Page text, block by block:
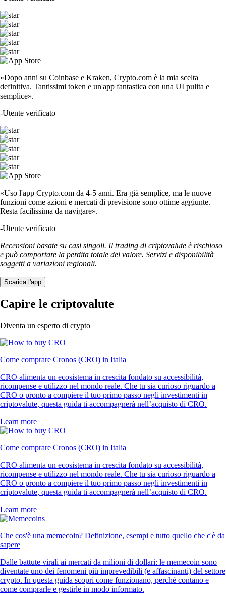
«Dopo anni su Coinbase e Kraken, Crypto.com è la mia scelta
definitiva. Tantissimi token e un'app fantastica con una UI pulita e
semplice».
-Utente verificato
«Uso l'app Crypto.com da 4-5 anni. Era già semplice, ma le nuove
funzioni come azioni e mercati di previsione sono ottime aggiunte.
Resta facilissima da navigare».
-Utente verificato
Recensioni basate su casi singoli. Il trading di criptovalute è rischioso
e può comportare la perdita totale del valore. Servizi e disponibilità
soggetti a variazioni regionali.
Scarica l'app
Capire le criptovalute
Diventa un esperto di crypto
Come comprare Cronos (CRO) in Italia
CRO alimenta un ecosistema in crescita fondato su accessibilità,
ricompense e utilizzo nel mondo reale. Che tu sia curioso riguardo a
CRO o pronto a compiere il tuo primo passo negli investimenti in
criptovalute, questa guida ti accompagnerà nell’acquisto di CRO.
Learn more
Come comprare Cronos (CRO) in Italia
CRO alimenta un ecosistema in crescita fondato su accessibilità,
ricompense e utilizzo nel mondo reale. Che tu sia curioso riguardo a
CRO o pronto a compiere il tuo primo passo negli investimenti in
criptovalute, questa guida ti accompagnerà nell’acquisto di CRO.
Learn more
Che cos'è una memecoin? Definizione, esempi e tutto quello che c'è da
sapere
Dalle battute virali ai mercati da milioni di dollari: le memecoin sono
diventate uno dei fenomeni più imprevedibili (e affascinanti) del settore
crypto. In questa guida scopri come funzionano, perché contano e
come comprarle e gestirle in modo informato.